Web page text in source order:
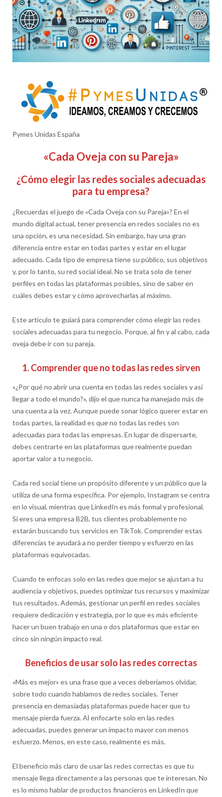
Pymes Unidas España
«Cada Oveja con su Pareja»
¿Cómo elegir las redes sociales adecuadas
para tu empresa?
¿Recuerdas el juego de «Cada Oveja con su Pareja»? En el
mundo digital actual, tener presencia en redes sociales no es
una opción, es una necesidad. Sin embargo, hay una gran
diferencia entre estar en todas partes y estar en el lugar
adecuado. Cada tipo de empresa tiene su público, sus objetivos
y, por lo tanto, su red social ideal. No se trata solo de tener
perfiles en todas las plataformas posibles, sino de saber en
cuáles debes estar y cómo aprovecharlas al máximo.
Este artículo te guiará para comprender cómo elegir las redes
sociales adecuadas para tu negocio. Porque, al fin y al cabo, cada
oveja debe ir con su pareja.
1. Comprender que no todas las redes sirven
«¿Por qué no abrir una cuenta en todas las redes sociales y así
llegar a todo el mundo?», dijo el que nunca ha manejado más de
una cuenta a la vez. Aunque puede sonar lógico querer estar en
todas partes, la realidad es que no todas las redes son
adecuadas para todas las empresas. En lugar de dispersarte,
debes centrarte en las plataformas que realmente puedan
aportar valor a tu negocio.
Cada red social tiene un propósito diferente y un público que la
utiliza de una forma específica. Por ejemplo, Instagram se centra
en lo visual, mientras que LinkedIn es más formal y profesional.
Si eres una empresa B2B, tus clientes probablemente no
estarán buscando tus servicios en TikTok. Comprender estas
diferencias te ayudará a no perder tiempo y esfuerzo en las
plataformas equivocadas.
Cuando te enfocas solo en las redes que mejor se ajustan a tu
audiencia y objetivos, puedes optimizar tus recursos y maximizar
tus resultados. Además, gestionar un perfil en redes sociales
requiere dedicación y estrategia, por lo que es más eficiente
hacer un buen trabajo en una o dos plataformas que estar en
cinco sin ningún impacto real.
Beneficios de usar solo las redes correctas
«Más es mejor» es una frase que a veces deberíamos olvidar,
sobre todo cuando hablamos de redes sociales. Tener
presencia en demasiadas plataformas puede hacer que tu
mensaje pierda fuerza. Al enfocarte solo en las redes
adecuadas, puedes generar un impacto mayor con menos
esfuerzo. Menos, en este caso, realmente es más.
El beneficio más claro de usar las redes correctas es que tu
mensaje llega directamente a las personas que te interesan. No
es lo mismo hablar de productos financieros en LinkedIn que